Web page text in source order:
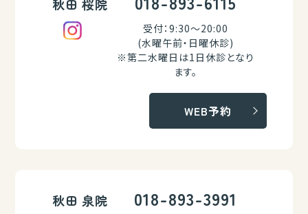
秋田 桜院
受付：9:30～20:00
(水曜午前・日曜休診)
※第二水曜日は1日休診となり
ます。
WEB予約
秋田 泉院 018-893-3991